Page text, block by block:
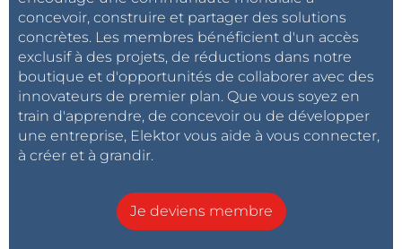
concevoir, construire et partager des solutions
concrètes. Les membres bénéficient d'un accès
exclusif à des projets, de réductions dans notre
boutique et d'opportunités de collaborer avec des
innovateurs de premier plan. Que vous soyez en
train d'apprendre, de concevoir ou de développer
une entreprise, Elektor vous aide à vous connecter,
à créer et à grandir.
Je deviens membre